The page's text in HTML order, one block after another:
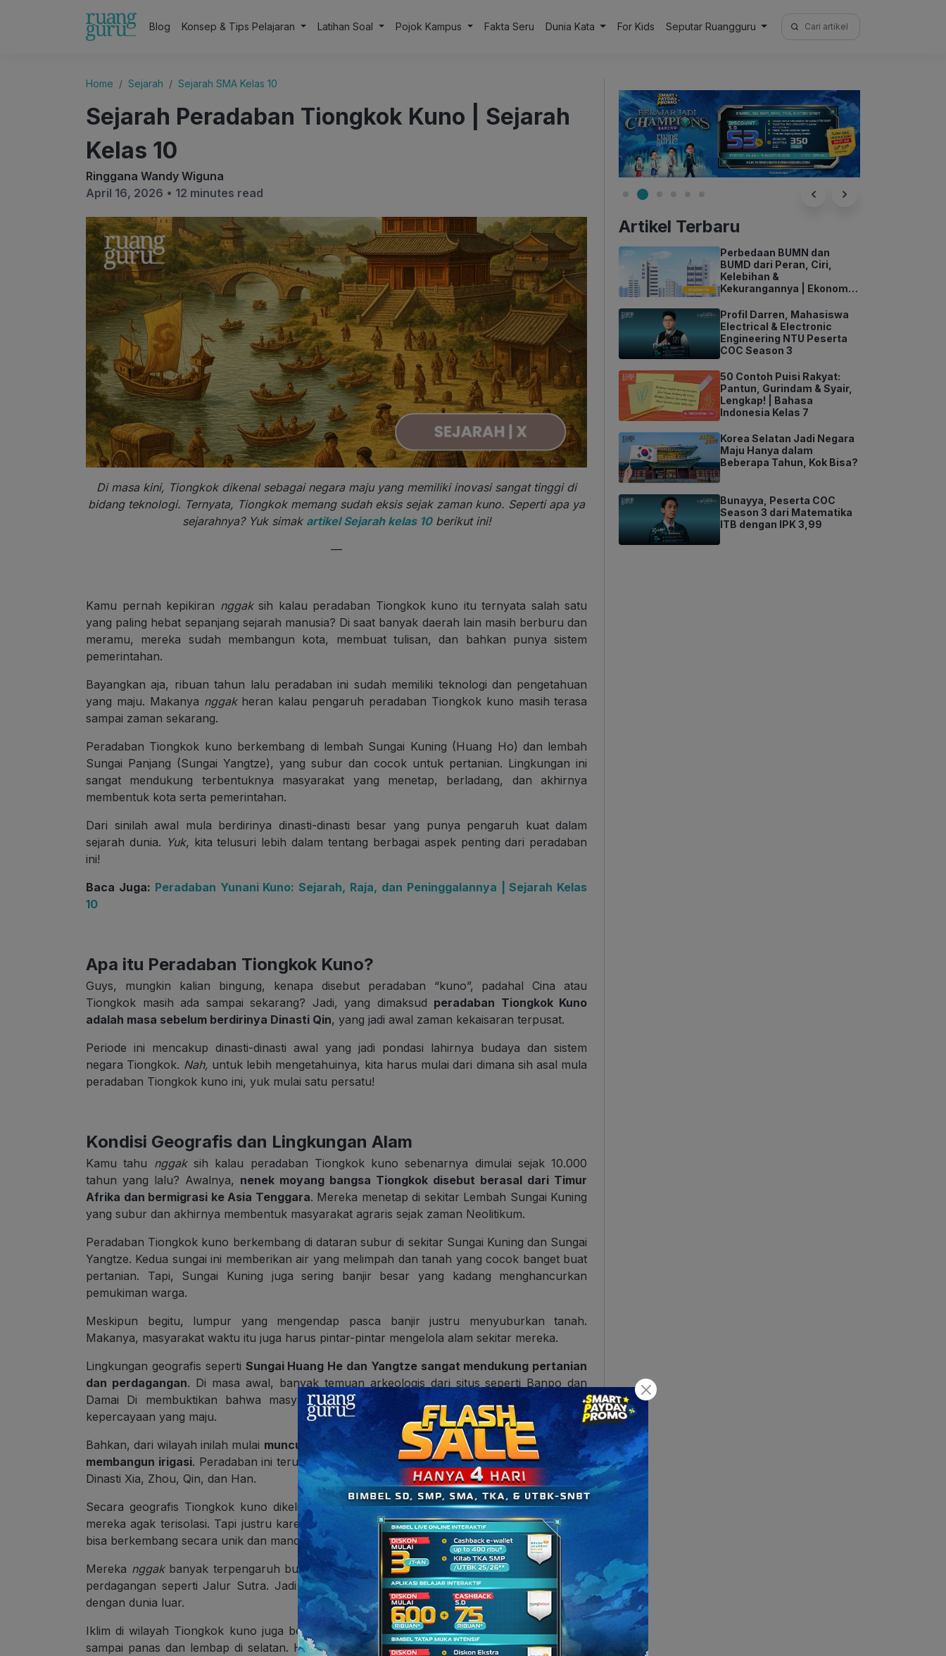
Blog Konsep & Tips Pelajaran Latihan Soal Pojok Kampus Fakta Seru Dunia Kata For Kids Seputar Ruangguru
Search
for:
Home Sejarah Sejarah SMA Kelas 10
Sejarah Peradaban Tiongkok Kuno | Sejarah
Kelas 10
Ringgana Wandy Wiguna
April 16, 2026 • 12 minutes read
Di masa kini, Tiongkok dikenal sebagai negara maju yang memiliki inovasi sangat tinggi di
bidang teknologi. Ternyata, Tiongkok memang sudah eksis sejak zaman kuno. Seperti apa ya
sejarahnya? Yuk simak artikel Sejarah kelas 10berikut ini!
—
Kamu pernah kepikiran nggaksih kalau peradaban Tiongkok kuno itu ternyata salah satu
yang paling hebat sepanjang sejarah manusia? Di saat banyak daerah lain masih berburu dan
meramu, mereka sudah membangun kota, membuat tulisan, dan bahkan punya sistem
pemerintahan.
Bayangkan aja, ribuan tahun lalu peradaban ini sudah memiliki teknologi dan pengetahuan
yang maju. Makanya nggakheran kalau pengaruh peradaban Tiongkok kuno masih terasa
sampai zaman sekarang.
Peradaban Tiongkok kuno berkembang di lembah Sungai Kuning (Huang Ho) dan lembah
Sungai Panjang (Sungai Yangtze), yang subur dan cocok untuk pertanian. Lingkungan ini
sangat mendukung terbentuknya masyarakat yang menetap, berladang, dan akhirnya
membentuk kota serta pemerintahan.
Dari sinilah awal mula berdirinya dinasti-dinasti besar yang punya pengaruh kuat dalam
sejarah dunia. Yuk, kita telusuri lebih dalam tentang berbagai aspek penting dari peradaban
ini!
Baca Juga: Peradaban Yunani Kuno: Sejarah, Raja, dan Peninggalannya | Sejarah Kelas
10
Apa itu Peradaban Tiongkok Kuno?
Guys, mungkin kalian bingung, kenapa disebut peradaban “kuno”, padahal Cina atau
Tiongkok masih ada sampai sekarang? Jadi, yang dimaksud peradaban Tiongkok Kuno
adalah masa sebelum berdirinya Dinasti Qin, yang jadi awal zaman kekaisaran terpusat.
Periode ini mencakup dinasti-dinasti awal yang jadi pondasi lahirnya budaya dan sistem
negara Tiongkok. Nah, untuk lebih mengetahuinya, kita harus mulai dari dimana sih asal mula
peradaban Tiongkok kuno ini, yuk mulai satu persatu!
Kondisi Geografis dan Lingkungan Alam
Kamu tahu nggaksih kalau peradaban Tiongkok kuno sebenarnya dimulai sejak 10.000
tahun yang lalu? Awalnya, nenek moyang bangsa Tiongkok disebut berasal dari Timur
Afrika dan bermigrasi ke Asia Tenggara. Mereka menetap di sekitar Lembah Sungai Kuning
yang subur dan akhirnya membentuk masyarakat agraris sejak zaman Neolitikum.
Peradaban Tiongkok kuno berkembang di dataran subur di sekitar Sungai Kuning dan Sungai
Yangtze. Kedua sungai ini memberikan air yang melimpah dan tanah yang cocok banget buat
pertanian. Tapi, Sungai Kuning juga sering banjir besar yang kadang menghancurkan
pemukiman warga.
Meskipun begitu, lumpur yang mengendap pasca banjir justru menyuburkan tanah.
Makanya, masyarakat waktu itu juga harus pintar-pintar mengelola alam sekitar mereka.
Lingkungan geografis seperti Sungai Huang He dan Yangtze sangat mendukung pertanian
dan perdagangan. Di masa awal, banyak temuan arkeologis dari situs seperti Banpo dan
Damai Di membuktikan bahwa masyarakat Tiongkok sudah punya sistem budaya dan
kepercayaan yang maju.
Bahkan, dari wilayah inilah mulai muncul budaya menanam padi, menyimpan makanan, dan
membangun irigasi. Peradaban ini terus berkembang lewat empat dinasti awal yang penting;
Dinasti Xia, Zhou, Qin, dan Han.
Secara geografis Tiongkok kuno dikelilingi gunung, padang pasir, dan laut yang membuat
mereka agak terisolasi. Tapi justru karena isolasi ini, karakteristik peradaban Tiongkok kuno
bisa berkembang secara unik dan mandiri.
Mereka nggakbanyak terpengaruh budaya luar di awal-awal, tapi tetap terbuka lewat jalur
perdagangan seperti Jalur Sutra. Jadi meskipun terpisah, mereka tetap bisa berhubungan
dengan dunia luar.
Iklim di wilayah Tiongkok kuno juga bervariasi bangetlho,dari yang dingin banget di utara
sampai panas dan lembap di selatan. Hal ini bikin mereka mengembangkan cara hidup dan
Artikel Terbaru
Perbedaan BUMN dan
BUMD dari Peran, Ciri,
Kelebihan &
Kekurangannya | Ekonomi
Profil Darren, Mahasiswa
Electrical & Electronic
Engineering NTU Peserta
COC Season 3
50 Contoh Puisi Rakyat:
Pantun, Gurindam & Syair,
Lengkap! | Bahasa
Indonesia Kelas 7
Korea Selatan Jadi Negara
Maju Hanya dalam
Beberapa Tahun, Kok Bisa?
Bunayya, Peserta COC
Season 3 dari Matematika
ITB dengan IPK 3,99